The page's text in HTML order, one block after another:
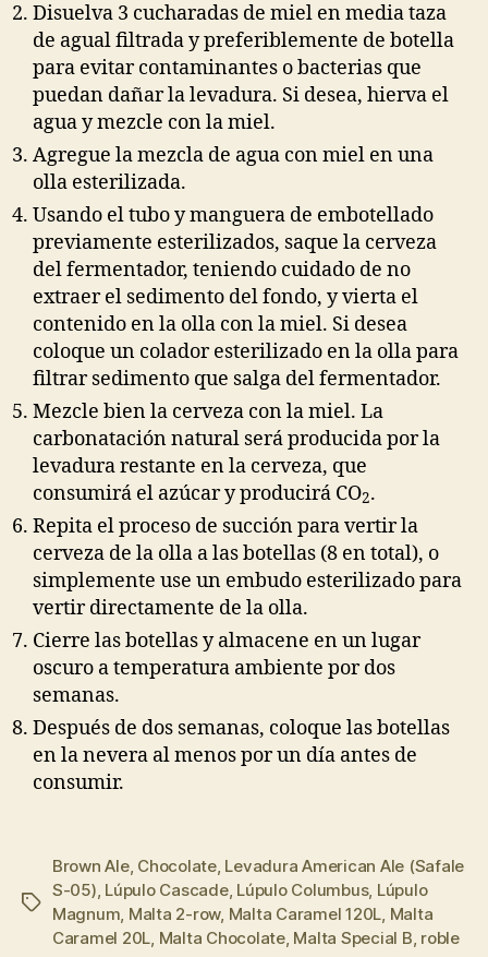
Disuelva 3 cucharadas de miel en media taza
de agual filtrada y preferiblemente de botella
para evitar contaminantes o bacterias que
puedan dañar la levadura. Si desea, hierva el
agua y mezcle con la miel.
Agregue la mezcla de agua con miel en una
olla esterilizada.
Usando el tubo y manguera de embotellado
previamente esterilizados, saque la cerveza
del fermentador, teniendo cuidado de no
extraer el sedimento del fondo, y vierta el
contenido en la olla con la miel. Si desea
coloque un colador esterilizado en la olla para
filtrar sedimento que salga del fermentador.
Mezcle bien la cerveza con la miel. La
carbonatación natural será producida por la
levadura restante en la cerveza, que
consumirá el azúcar y producirá CO2.
Repita el proceso de succión para vertir la
cerveza de la olla a las botellas (8 en total), o
simplemente use un embudo esterilizado para
vertir directamente de la olla.
Cierre las botellas y almacene en un lugar
oscuro a temperatura ambiente por dos
semanas.
Después de dos semanas, coloque las botellas
en la nevera al menos por un día antes de
consumir.
Etiquetas
Brown Ale, Chocolate, Levadura American Ale (Safale
S-05) Lúpulo Cascade, Lúpulo Columbus, Lúpulo
Magnum Malta 2-row, Malta Caramel 120L Malta
Caramel 20L Malta Chocolate, Malta Special B roble